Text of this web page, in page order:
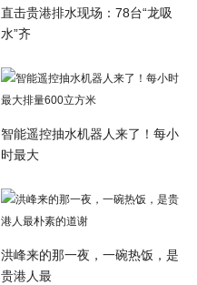
直击贵港排水现场：78台“龙吸
水”齐
智能遥控抽水机器人来了！每小
时最大
洪峰来的那一夜，一碗热饭，是
贵港人最